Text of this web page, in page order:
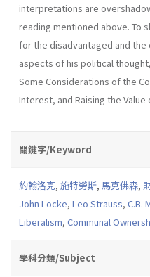
interpretations are
reading mentioned above. To
for the disadvantaged and the
aspects of his political
Some Considerations of the
Interest, and Raising the Value
關鍵字/Keyword
約翰洛克, 施特勞斯, 馬克佛森,
John Locke, Leo Strauss, C.B.
Liberalism, Communal
學科分類/Subject